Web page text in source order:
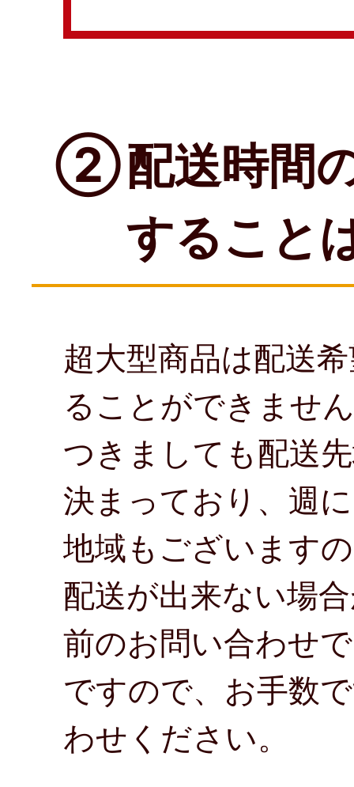
②配送時間
すること
超大型商品は配送
ることができませ
つきましても配送
決まっており、週
地域もございます
配送が出来ない場
前のお問い合わせ
ですので、お手数
わせください。